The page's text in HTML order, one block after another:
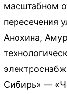
масштабном
пересечения
Анохина,
Сибирь» —